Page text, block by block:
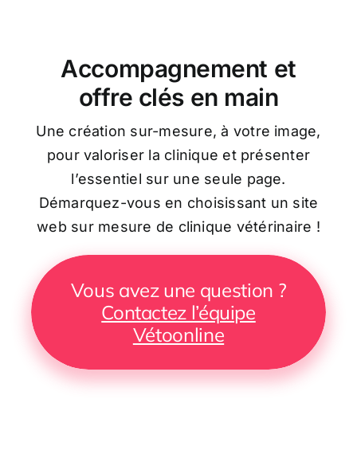
Accompagnement et
offre clés en main
Une création sur-mesure, à votre image,
pour valoriser la clinique et présenter
l’essentiel sur une seule page.
Démarquez-vous en choisissant un site
web sur mesure de clinique vétérinaire !
Vous avez une question ?
Contactez l’équipe
Vétoonline